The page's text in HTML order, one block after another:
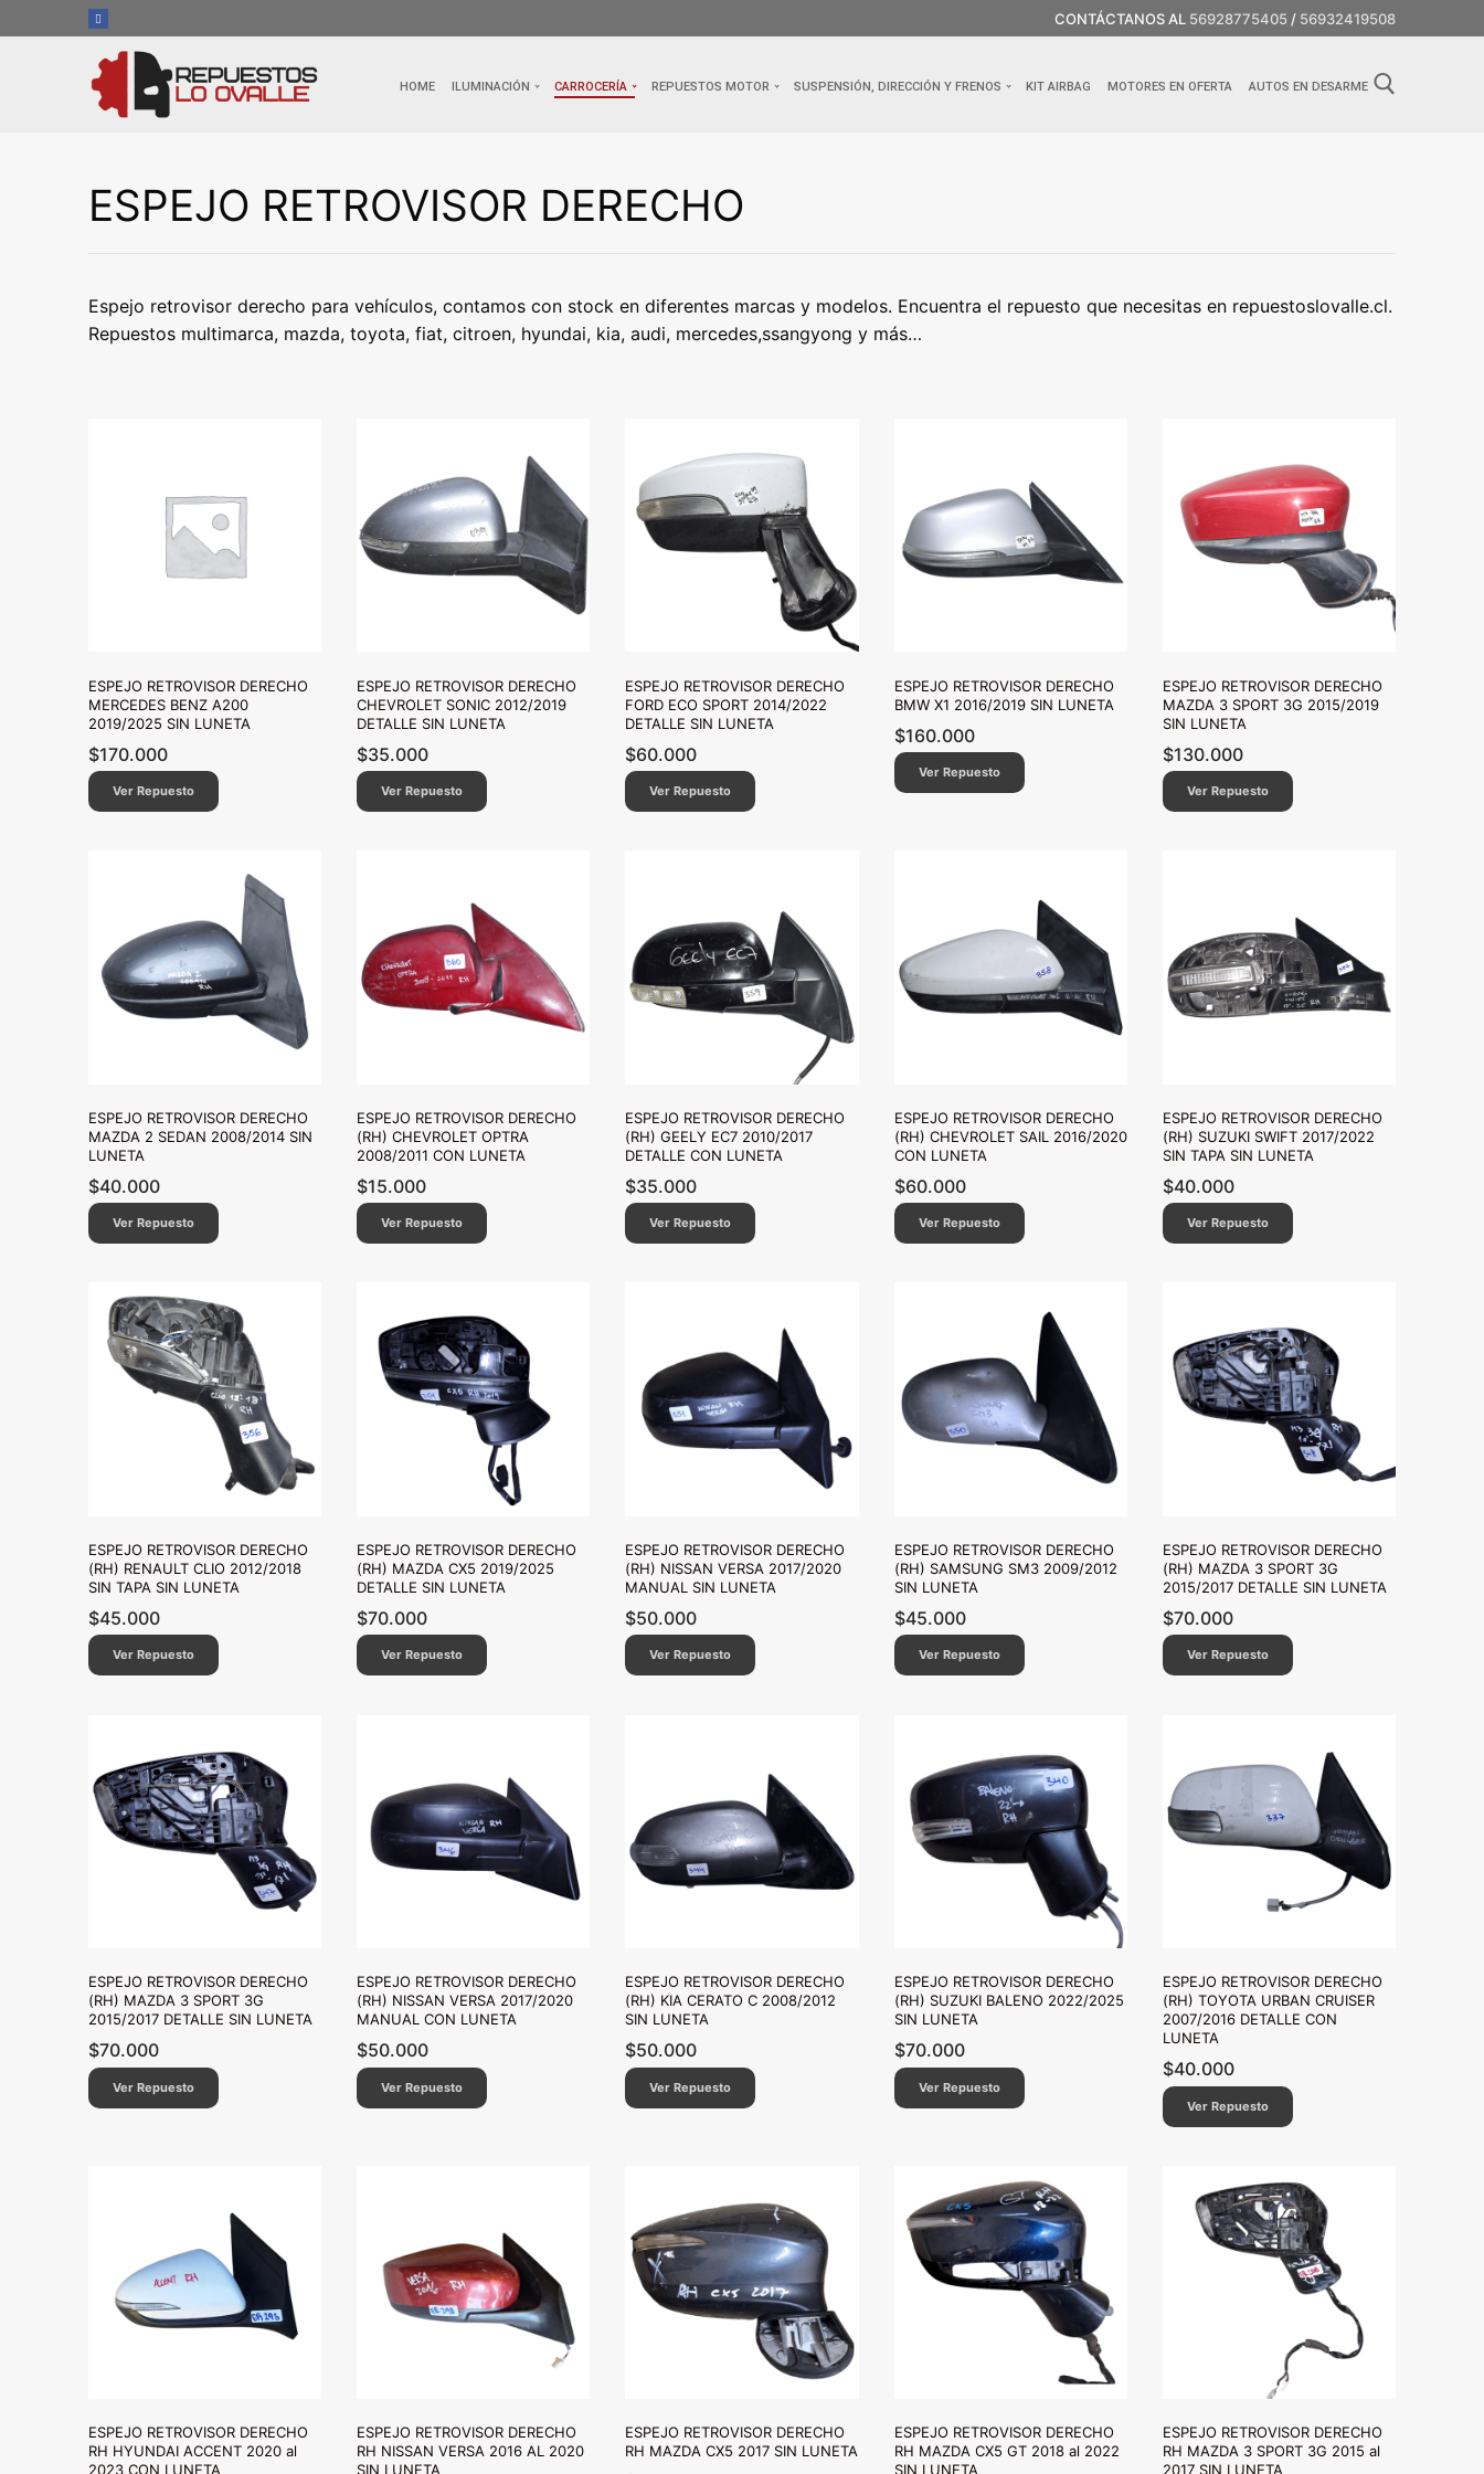
al
CONTÁCTANOS AL 56928775405 / 56932419508
HOME ILUMINACIÓN CARROCERÍA REPUESTOS MOTOR SUSPENSIÓN, DIRECCIÓN Y FRENOS KIT AIRBAG MOTORES EN OFERTA AUTOS EN DESARME
ESPEJO RETROVISOR DERECHO
Espejo retrovisor derecho para vehículos, contamos con stock en diferentes marcas y modelos. Encuentra el repuesto que necesitas en repuestoslovalle.cl.
Repuestos multimarca, mazda, toyota, fiat, citroen, hyundai, kia, audi, mercedes,ssangyong y más…
ESPEJO RETROVISOR DERECHO
MERCEDES BENZ A200
2019/2025 SIN LUNETA
$170.000
Ver Repuesto
ESPEJO RETROVISOR DERECHO
CHEVROLET SONIC 2012/2019
DETALLE SIN LUNETA
$35.000
Ver Repuesto
ESPEJO RETROVISOR DERECHO
FORD ECO SPORT 2014/2022
DETALLE SIN LUNETA
$60.000
Ver Repuesto
ESPEJO RETROVISOR DERECHO
BMW X1 2016/2019 SIN LUNETA
$160.000
Ver Repuesto
ESPEJO RETROVISOR DERECHO
MAZDA 3 SPORT 3G 2015/2019
SIN LUNETA
$130.000
Ver Repuesto
ESPEJO RETROVISOR DERECHO
MAZDA 2 SEDAN 2008/2014 SIN
LUNETA
$40.000
Ver Repuesto
ESPEJO RETROVISOR DERECHO
(RH) CHEVROLET OPTRA
2008/2011 CON LUNETA
$15.000
Ver Repuesto
ESPEJO RETROVISOR DERECHO
(RH) GEELY EC7 2010/2017
DETALLE CON LUNETA
$35.000
Ver Repuesto
ESPEJO RETROVISOR DERECHO
(RH) CHEVROLET SAIL 2016/2020
CON LUNETA
$60.000
Ver Repuesto
ESPEJO RETROVISOR DERECHO
(RH) SUZUKI SWIFT 2017/2022
SIN TAPA SIN LUNETA
$40.000
Ver Repuesto
ESPEJO RETROVISOR DERECHO
(RH) RENAULT CLIO 2012/2018
SIN TAPA SIN LUNETA
$45.000
Ver Repuesto
ESPEJO RETROVISOR DERECHO
(RH) MAZDA CX5 2019/2025
DETALLE SIN LUNETA
$70.000
Ver Repuesto
ESPEJO RETROVISOR DERECHO
(RH) NISSAN VERSA 2017/2020
MANUAL SIN LUNETA
$50.000
Ver Repuesto
ESPEJO RETROVISOR DERECHO
(RH) SAMSUNG SM3 2009/2012
SIN LUNETA
$45.000
Ver Repuesto
ESPEJO RETROVISOR DERECHO
(RH) MAZDA 3 SPORT 3G
2015/2017 DETALLE SIN LUNETA
$70.000
Ver Repuesto
ESPEJO RETROVISOR DERECHO
(RH) MAZDA 3 SPORT 3G
2015/2017 DETALLE SIN LUNETA
$70.000
Ver Repuesto
ESPEJO RETROVISOR DERECHO
(RH) NISSAN VERSA 2017/2020
MANUAL CON LUNETA
$50.000
Ver Repuesto
ESPEJO RETROVISOR DERECHO
(RH) KIA CERATO C 2008/2012
SIN LUNETA
$50.000
Ver Repuesto
ESPEJO RETROVISOR DERECHO
(RH) SUZUKI BALENO 2022/2025
SIN LUNETA
$70.000
Ver Repuesto
ESPEJO RETROVISOR DERECHO
(RH) TOYOTA URBAN CRUISER
2007/2016 DETALLE CON
LUNETA
$40.000
Ver Repuesto
ESPEJO RETROVISOR DERECHO
RH HYUNDAI ACCENT 2020 al
2023 CON LUNETA
ESPEJO RETROVISOR DERECHO
RH NISSAN VERSA 2016 AL 2020
SIN LUNETA
ESPEJO RETROVISOR DERECHO
RH MAZDA CX5 2017 SIN LUNETA
ESPEJO RETROVISOR DERECHO
RH MAZDA CX5 GT 2018 al 2022
SIN LUNETA
ESPEJO RETROVISOR DERECHO
RH MAZDA 3 SPORT 3G 2015 al
2017 SIN LUNETA